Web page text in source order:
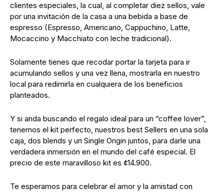
clientes especiales, la cual, al completar diez sellos, vale
por una invitación de la casa a una bebida a base de
espresso (Espresso, Americano, Cappuchino, Latte,
Mocaccino y Macchiato con leche tradicional).
Solamente tienes que recodar portar la tarjeta para ir
acumulando sellos y una vez llena, mostrarla en nuestro
local para redimirla en cualquiera de los beneficios
planteados.
Y si anda buscando el regalo ideal para un “coffee lover”,
tenemos el kit perfecto, nuestros best Sellers en una sola
caja, dos blends y un Single Origin juntos, para darle una
verdadera inmersión en el mundo del café especial. El
precio de este maravilloso kit es ¢14.900.
Te esperamos para celebrar el amor y la amistad con